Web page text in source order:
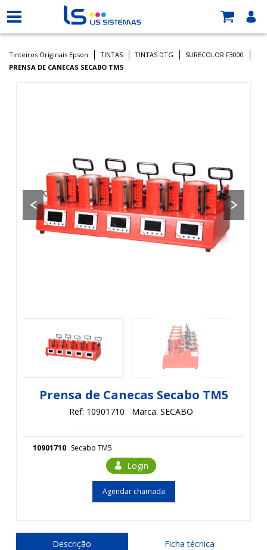
Tinteiros Originais Epson TINTAS TINTAS DTG
SURECOLOR F3000
PRENSA DE CANECAS SECABO TM5
Prensa de Canecas Secabo TM5
Ref: 10901710 Marca: SECABO
10901710 Secabo TM5
Login
Agendar chamada
Descrição Ficha técnica